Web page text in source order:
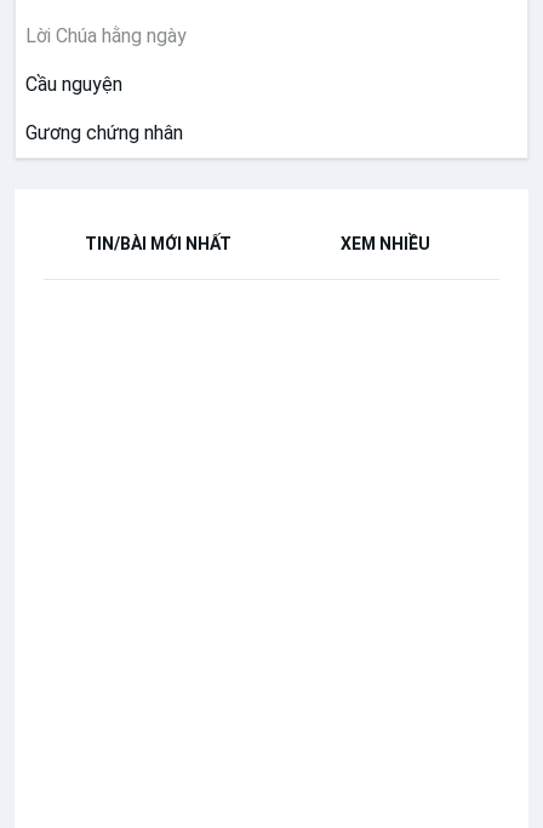
Lời Chúa hằng ngày
Cầu nguyện
Gương chứng nhân
TIN/BÀI MỚI NHẤT XEM NHIỀU